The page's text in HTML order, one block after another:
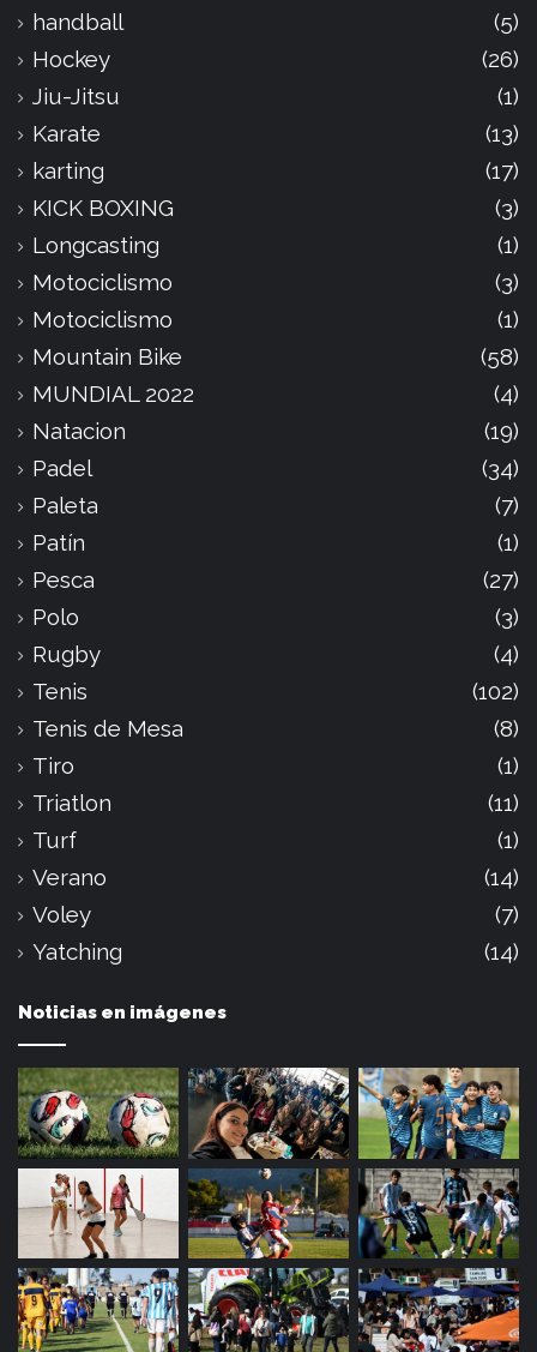
handball
(5)
Hockey
(26)
Jiu-Jitsu
(1)
Karate
(13)
karting
(17)
KICK BOXING
(3)
Longcasting
(1)
Motociclismo
(3)
Motociclismo
(1)
Mountain Bike
(58)
MUNDIAL 2022
(4)
Natacion
(19)
Padel
(34)
Paleta
(7)
Patín
(1)
Pesca
(27)
Polo
(3)
Rugby
(4)
Tenis
(102)
Tenis de Mesa
(8)
Tiro
(1)
Triatlon
(11)
Turf
(1)
Verano
(14)
Voley
(7)
Yatching
(14)
Noticias en imágenes